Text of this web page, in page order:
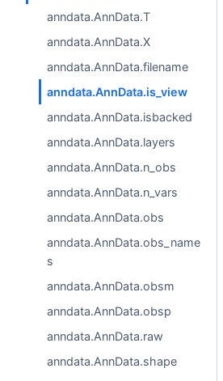
anndata.AnnData.T
anndata.AnnData.X
anndata.AnnData.filename
anndata.AnnData.is_view
anndata.AnnData.isbacked
anndata.AnnData.layers
anndata.AnnData.n_obs
anndata.AnnData.n_vars
anndata.AnnData.obs
anndata.AnnData.obs_name
s
anndata.AnnData.obsm
anndata.AnnData.obsp
anndata.AnnData.raw
anndata.AnnData.shape